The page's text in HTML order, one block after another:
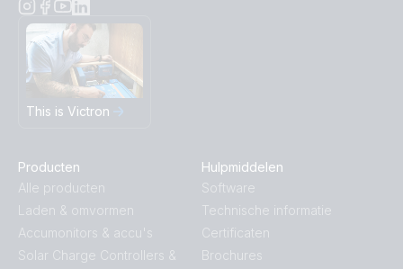
This is Victron
Producten
Alle producten
Laden & omvormen
Accumonitors & accu's
Solar Charge Controllers &
Hulpmiddelen
Software
Technische informatie
Certificaten
Brochures